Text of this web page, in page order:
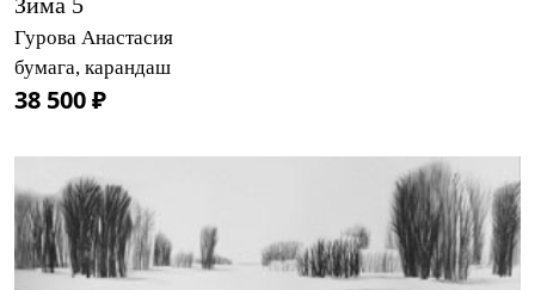
Гурова Анастасия
бумага, карандаш
38 500 ₽